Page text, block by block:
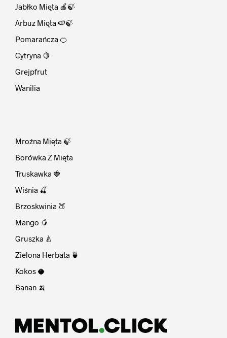
Jabłko Mięta 🍎🍃
Arbuz Mięta 🍉🍃
Pomarańcza 🍊
Cytryna 🍋
Grejpfrut
Wanilia
Mroźna Mięta 🍃
Borówka Z Mięta
Truskawka 🍓
Wiśnia 🍒
Brzoskwinia 🍑
Mango 🥭
Gruszka 🍐
Zielona Herbata 🍵
Kokos 🥥
Banan 🍌